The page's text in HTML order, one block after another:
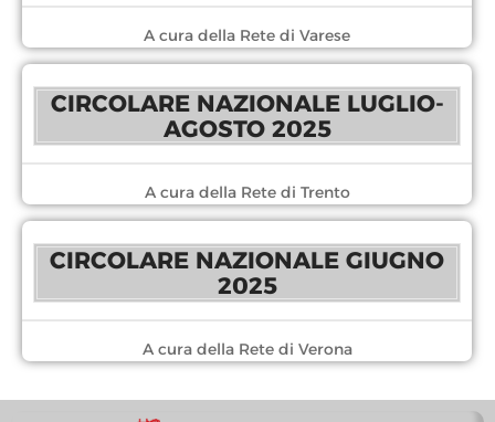
A cura della Rete di Varese
CIRCOLARE NAZIONALE LUGLIO-
AGOSTO 2025
A cura della Rete di Trento
CIRCOLARE NAZIONALE GIUGNO
2025
A cura della Rete di Verona